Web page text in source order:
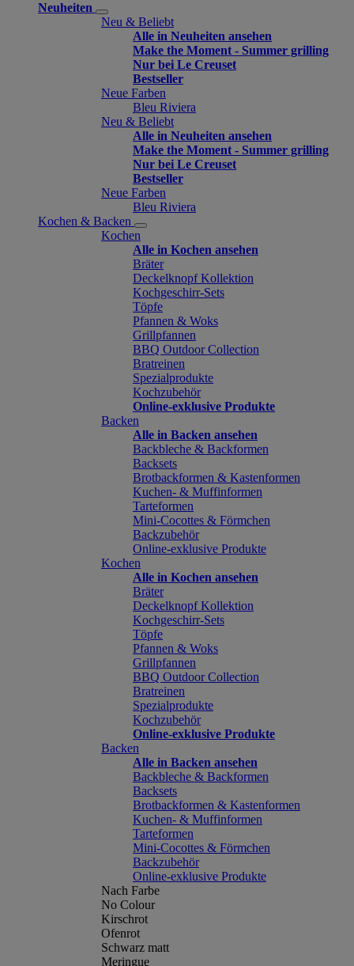
Neuheiten
Neu & Beliebt
Alle in Neuheiten ansehen
Make the Moment - Summer grilling
Nur bei Le Creuset
Bestseller
Neue Farben
Bleu Riviera
Neu & Beliebt
Alle in Neuheiten ansehen
Make the Moment - Summer grilling
Nur bei Le Creuset
Bestseller
Neue Farben
Bleu Riviera
Kochen & Backen
Kochen
Alle in Kochen ansehen
Bräter
Deckelknopf Kollektion
Kochgeschirr-Sets
Töpfe
Pfannen & Woks
Grillpfannen
BBQ Outdoor Collection
Bratreinen
Spezialprodukte
Kochzubehör
Online-exklusive Produkte
Backen
Alle in Backen ansehen
Backbleche & Backformen
Backsets
Brotbackformen & Kastenformen
Kuchen- & Muffinformen
Tarteformen
Mini-Cocottes & Förmchen
Backzubehör
Online-exklusive Produkte
Kochen
Alle in Kochen ansehen
Bräter
Deckelknopf Kollektion
Kochgeschirr-Sets
Töpfe
Pfannen & Woks
Grillpfannen
BBQ Outdoor Collection
Bratreinen
Spezialprodukte
Kochzubehör
Online-exklusive Produkte
Backen
Alle in Backen ansehen
Backbleche & Backformen
Backsets
Brotbackformen & Kastenformen
Kuchen- & Muffinformen
Tarteformen
Mini-Cocottes & Förmchen
Backzubehör
Online-exklusive Produkte
Nach Farbe
No Colour
Kirschrot
Ofenrot
Schwarz matt
Meringue